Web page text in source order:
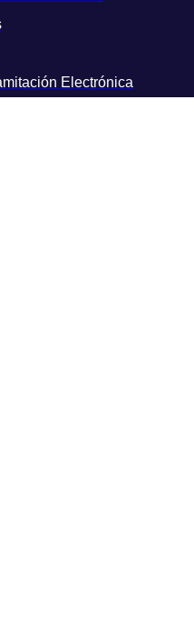
Electrónica